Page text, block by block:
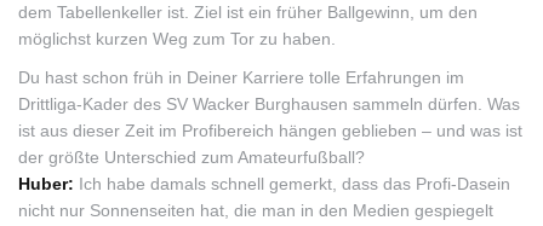
dem Tabellenkeller ist. Ziel ist ein früher Ballgewinn, um den
möglichst kurzen Weg zum Tor zu haben.
Du hast schon früh in Deiner Karriere tolle Erfahrungen im
Drittliga-Kader des SV Wacker Burghausen sammeln dürfen. Was
ist aus dieser Zeit im Profibereich hängen geblieben – und was ist
der größte Unterschied zum Amateurfußball?
Huber: Ich habe damals schnell gemerkt, dass das Profi-Dasein
nicht nur Sonnenseiten hat, die man in den Medien gespiegelt